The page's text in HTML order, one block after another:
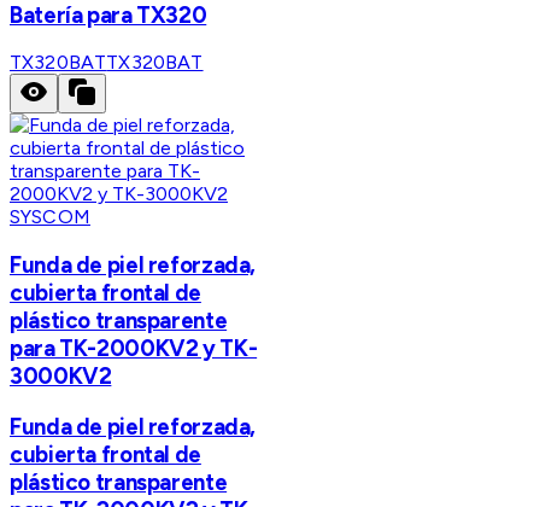
Batería para TX320
TX320BATTX320BAT
SYSCOM
Funda de piel reforzada,
cubierta frontal de
plástico transparente
para TK-2000KV2 y TK-
3000KV2
Funda de piel reforzada,
cubierta frontal de
plástico transparente